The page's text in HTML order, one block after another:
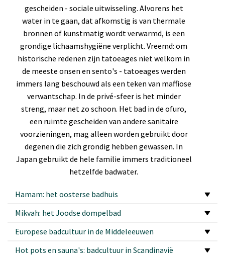
gescheiden - sociale uitwisseling. Alvorens het
water in te gaan, dat afkomstig is van thermale
bronnen of kunstmatig wordt verwarmd, is een
grondige lichaamshygiëne verplicht. Vreemd: om
historische redenen zijn tatoeages niet welkom in
de meeste onsen en sento's - tatoeages werden
immers lang beschouwd als een teken van maffiose
verwantschap. In de privé-sfeer is het minder
streng, maar net zo schoon. Het bad in de ofuro,
een ruimte gescheiden van andere sanitaire
voorzieningen, mag alleen worden gebruikt door
degenen die zich grondig hebben gewassen. In
Japan gebruikt de hele familie immers traditioneel
hetzelfde badwater.
Hamam: het oosterse badhuis
Mikvah: het Joodse dompelbad
Europese badcultuur in de Middeleeuwen
Hot pots en sauna's: badcultuur in Scandinavië